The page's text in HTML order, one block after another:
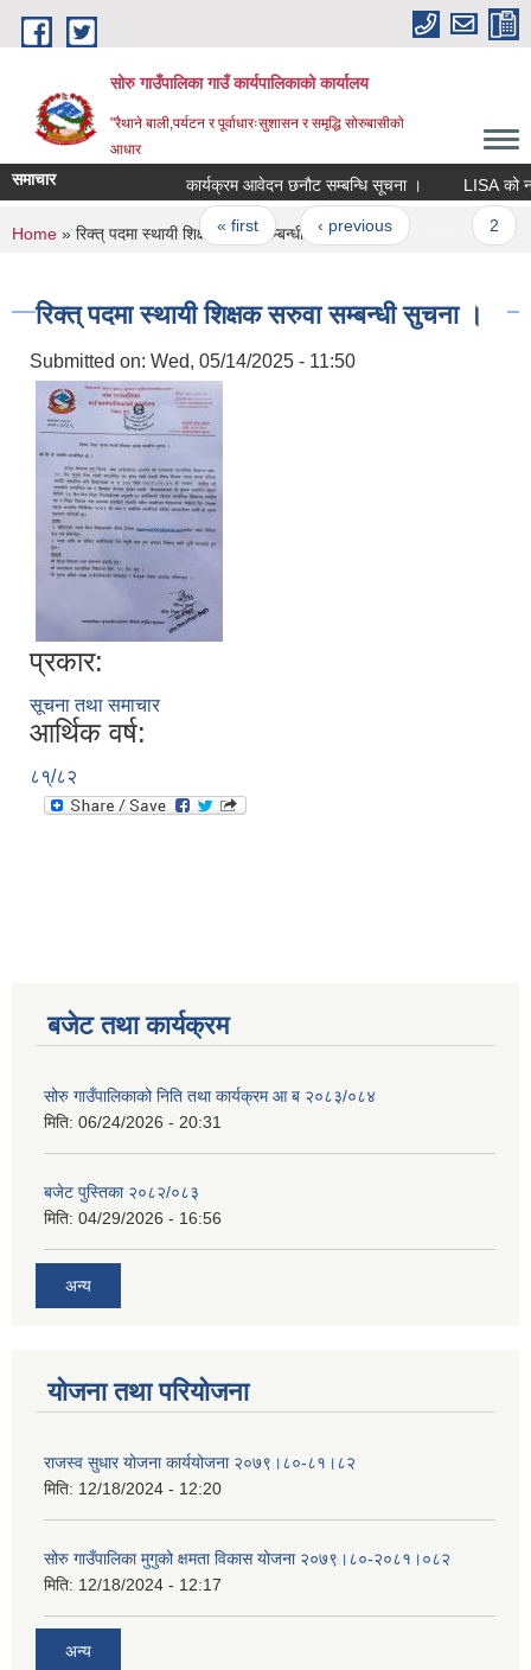
Skip to main content
सोरु गाउँपालिका गाउँ कार्यपालिकाको कार्यालय
"रैथाने बाली,पर्यटन र पूर्वाधारःसुशासन र समृद्धि सोरुबासीको
आधार
समाचार कार्यक्रम आवेदन छनौट सम्बन्धि सूचना । LISA को
Pages
« first ‹ previous
You are here
Home » रिक्त् पदमा स्थायी शिक्षक सरुवा सम्बन्धी सुचना ।
रिक्त् पदमा स्थायी शिक्षक सरुवा सम्बन्धी सुचना ।
Submitted on: Wed, 05/14/2025 - 11:50
प्रकार:
सूचना तथा समाचार
आर्थिक वर्ष:
८१्/८२
बजेट तथा कार्यक्रम
सोरु गाउँपालिकाको निति तथा कार्यक्रम आ ब २०८३/०८४
मिति: 06/24/2026 - 20:31
बजेट पुस्तिका २०८२/०८३
मिति: 04/29/2026 - 16:56
अन्य
योजना तथा परियोजना
राजस्व सुधार योजना कार्ययोजना २०७९।८०-८१।८२
मिति: 12/18/2024 - 12:20
सोरु गाउँपालिका मुगुको क्षमता विकास योजना २०७९।८०-२०८१।०८२
मिति: 12/18/2024 - 12:17
अन्य